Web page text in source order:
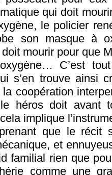
qui doit
le policier
son masque à
mourir pour que
C’est
s’en trouve ainsi
coopération
héros doit avant
implique
que le récit
et
familial rien que
comme une